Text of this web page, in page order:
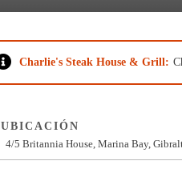
Charlie's Steak House & Grill:
UBICACIÓN
4/5 Britannia House, Marina Bay,